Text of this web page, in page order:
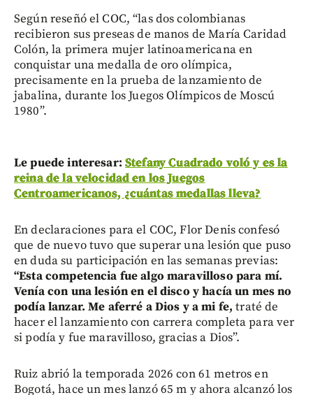
Según reseñó el COC, “las dos colombianas
recibieron sus preseas de manos de María Caridad
Colón, la primera mujer latinoamericana en
conquistar una medalla de oro olímpica,
precisamente en la prueba de lanzamiento de
jabalina, durante los Juegos Olímpicos de Moscú
1980”.
Le puede interesar: Stefany Cuadrado voló y es la
reina de la velocidad en los Juegos
Centroamericanos, ¿cuántas medallas lleva?
En declaraciones para el COC, Flor Denis confesó
que de nuevo tuvo que superar una lesión que puso
en duda su participación en las semanas previas:
“Esta competencia fue algo maravilloso para mí.
Venía con una lesión en el disco y hacía un mes no
podía lanzar. Me aferré a Dios y a mi fe, traté de
hacer el lanzamiento con carrera completa para ver
si podía y fue maravilloso, gracias a Dios”.
Ruiz abrió la temporada 2026 con 61 metros en
Bogotá, hace un mes lanzó 65 m y ahora alcanzó los